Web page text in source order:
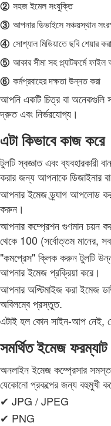
② সহজ ইমেল সংযুক্তি
③ আপনার ডিভাইসে সঞ্চয়স্থান
④ সোশ্যাল মিডিয়াতে ছবি শেয়ার করা
⑤ আকার সীমা সহ প্ল্যাটফর্মে
⑥ কর্মপ্রবাহের দক্ষতা উন্নত করা
আপনি একটি চিত্র বা অনেকগুলি
দ্রুত এবং নির্ভরযোগ্য।
এটা কিভাবে কাজ করে
টুলটি স্বজ্ঞাত এবং ব্যবহারকারী
করার জন্য আপনাকে ডিজাইনার
আপনার ইমেজ ড্র্যাগ আপলোড
করুন।
আপনার কম্প্রেশন গুণমান চয়ন
থেকে 100 (সর্বোত্তম মানের,
"কমপ্রেস" ক্লিক করুন টুলটি
আপনার ইমেজ প্রক্রিয়া করে।
আপনার অপ্টিমাইজ করা ইমেজ
অবিলম্বে প্রস্তুত.
এটাই হল কোন সাইন-আপ নেই,
সমর্থিত ইমেজ ফরম্যাট
অনলাইন ইমেজ কম্প্রেসার
যেকোনো প্রকল্পের জন্য বহুমুখী
✔ JPG / JPEG
✔ PNG